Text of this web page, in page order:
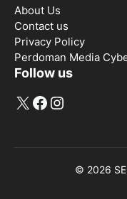
About Us
Contact us
Privacy Policy
Perdoman Media
Follow us
X Facebook
Instagram
© 2026